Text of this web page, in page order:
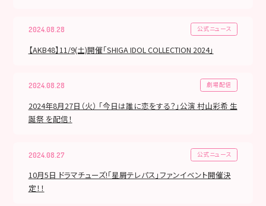
2024.08.28 公式ニュース
【AKB48】11/9(土)開催「SHIGA IDOL COLLECTION 2024」
2024.08.28 劇場配信
2024年8月27日（火） 「今日は誰に恋をする？」公演 村山彩希 生
誕祭 を配信！
2024.08.27 公式ニュース
10月5日 ドラマチューズ!「星屑テレパス」ファンイベント開催決
定！！